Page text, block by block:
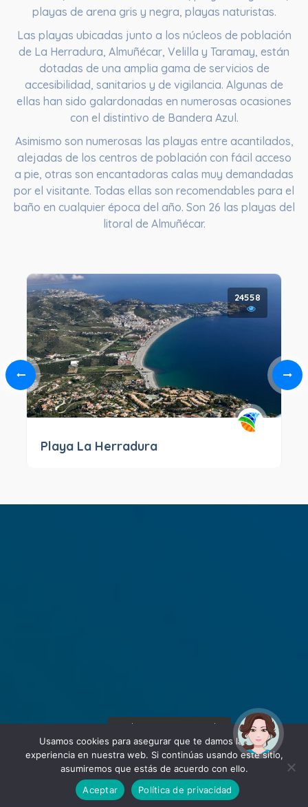
playas de arena gris y negra, playas naturistas.
Las playas ubicadas junto a los núcleos de población
de La Herradura, Almuñécar, Velilla y Taramay, están
dotadas de una amplia gama de servicios de
accesibilidad, sanitarios y de vigilancia. Algunas de
ellas han sido galardonadas en numerosas ocasiones
con el distintivo de Bandera Azul.
Asimismo son numerosas las playas entre acantilados,
alejadas de los centros de población con fácil acceso
a pie, otras son encantadoras calas muy demandadas
por el visitante. Todas ellas son recomendables para el
baño en cualquier época del año. Son 26 las playas del
litoral de Almuñécar.
24558
Playa La Herradura
Usamos cookies para asegurar que te damos la mejor
experiencia en nuestra web. Si continúas usando este sitio,
asumiremos que estás de acuerdo con ello.
Aceptar
Política de privacidad
¡Hola! Soy Noy. ¿Puedo
ayudarte?